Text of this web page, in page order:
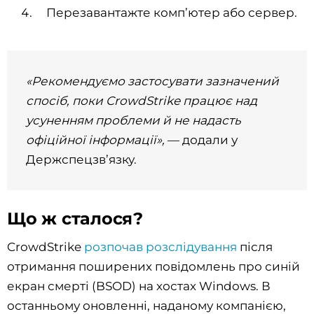
Перезавантажте комп’ютер або сервер.
«Рекомендуємо застосувати зазначений
спосіб, поки CrowdStrike працює над
усуненням проблеми й не надасть
офіційної інформації», — додали у
Держспецзв’язку.
Що ж сталося?
CrowdStrike розпочав розслідування після
отримання поширених повідомлень про синій
екран смерті (BSOD) на хостах Windows. В
останньому оновленні, наданому компанією,